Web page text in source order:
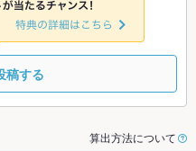
稿する
算出方法について